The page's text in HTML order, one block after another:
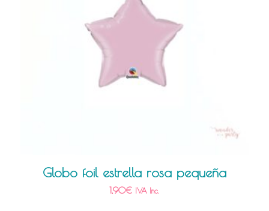
Globo foil estrella rosa pequeña
1,90€ IVA Inc.